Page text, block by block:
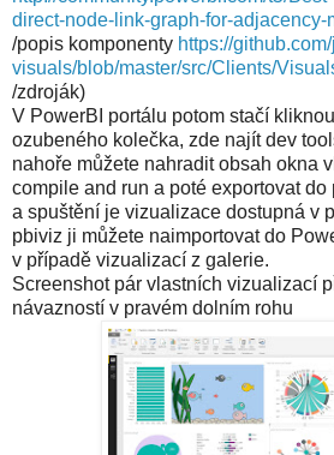
direct-node-link-graph-for-adjacency-
/popis komponenty https://
visuals/blob/master/src/Clients/
/zdroják)
V PowerBI portálu potom stačí
ozubeného kolečka, zde najít dev
nahoře můžete nahradit obsah okna
compile and run a poté exportovat
a spuštění je vizualizace dostupná v
pbiviz ji můžete naimportovat do
v případě vizualizací z galerie.
Screenshot pár vlastních vizualizací
návazností v pravém dolním rohu